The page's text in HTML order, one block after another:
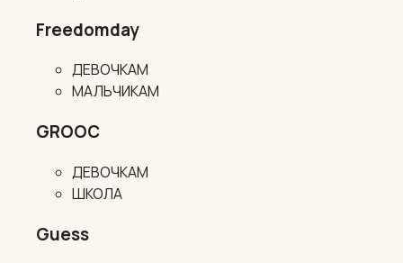
Freedomday
ДЕВОЧКАМ
МАЛЬЧИКАМ
GROOC
ДЕВОЧКАМ
ШКОЛА
Guess